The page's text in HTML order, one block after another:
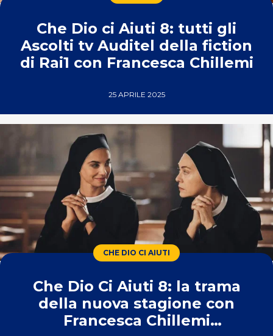
Che Dio ci Aiuti 8: tutti gli
Ascolti tv Auditel della fiction
di Rai1 con Francesca Chillemi
25 APRILE 2025
CHE DIO CI AIUTI
Che Dio Ci Aiuti 8: la trama
della nuova stagione con
Francesca Chillemi